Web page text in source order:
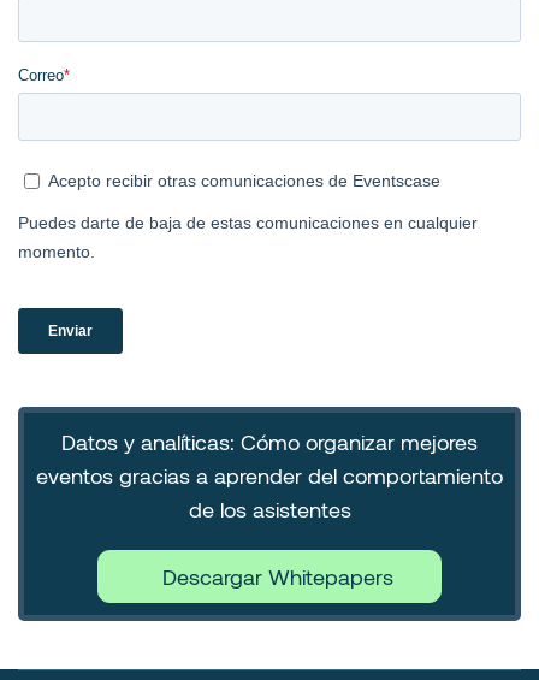
Datos y analíticas: Cómo organizar mejores
eventos gracias a aprender del comportamiento
de los asistentes
Descargar Whitepapers